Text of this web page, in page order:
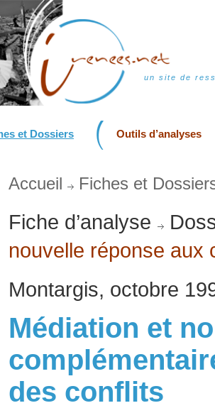
un site de
et Dossiers Outils d’analyses
Accueil Fiches et
Fiche d’analyse
nouvelle réponse aux
Montargis, octobre
Médiation et
des conflits